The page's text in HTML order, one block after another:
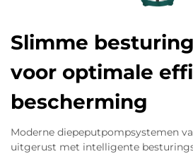
Slimme
voor optimale
bescherming
Moderne diepeputpompsystemen
uitgerust met intelligente